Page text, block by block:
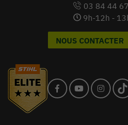
03 84 44
9h-12h -
NOUS CONTACTER